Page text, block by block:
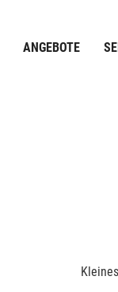
ANGEBOTE